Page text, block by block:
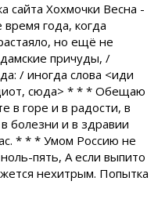
сайта Хохмочки Весна -
года, когда
но ещё не
причуды, /
/ иногда слова <иди
сюда> * * * Обещаю
в горе и в радости, в
болезни и в здравии
* * * Умом Россию не
пять, А если выпито
нехитрым. Попытка